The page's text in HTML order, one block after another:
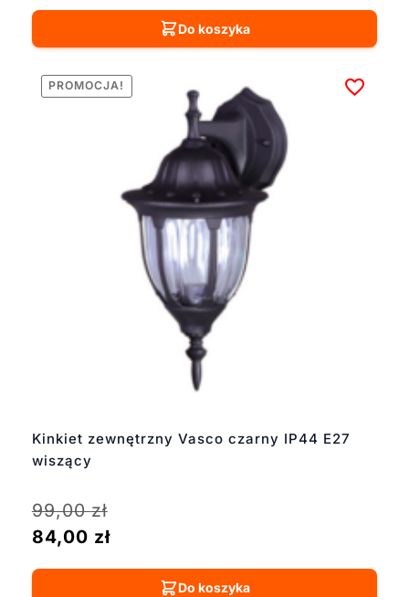
Do koszyka
Kinkiet zewnętrzny Vasco czarny IP44 E27
wiszący
PROMOCJA!
99,00zł
84,00 zł
Do koszyka